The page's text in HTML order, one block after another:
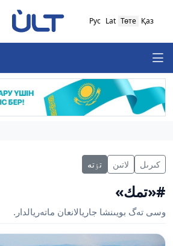
Қаз
Төте
Lat
Рус
كىرىل لاتىن تٶتە
#«تمك»
وسى تەگ بويىنشا جاريالانعان ماتەريالدار.